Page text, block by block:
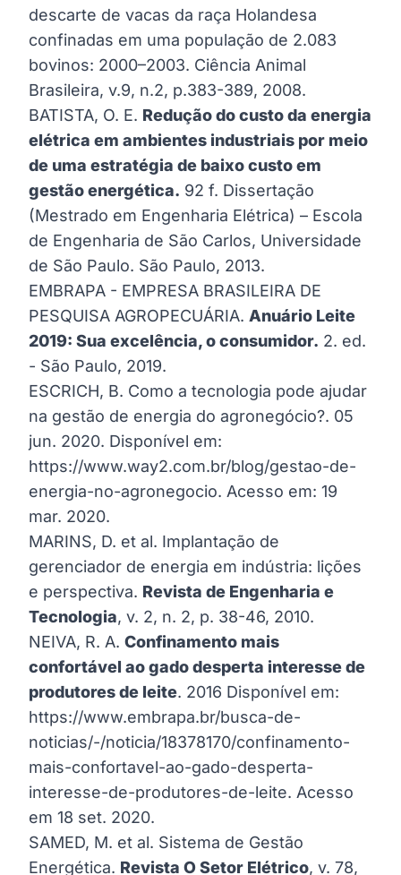
descarte de vacas da raça Holandesa
confinadas em uma população de 2.083
bovinos: 2000–2003. Ciência Animal
Brasileira, v.9, n.2, p.383-389, 2008.
BATISTA, O. E. Redução do custo da energia
elétrica em ambientes industriais por meio
de uma estratégia de baixo custo em
gestão energética. 92 f. Dissertação
(Mestrado em Engenharia Elétrica) – Escola
de Engenharia de São Carlos, Universidade
de São Paulo. São Paulo, 2013.
EMBRAPA - EMPRESA BRASILEIRA DE
PESQUISA AGROPECUÁRIA. Anuário Leite
2019: Sua excelência, o consumidor. 2. ed.
- São Paulo, 2019.
ESCRICH, B. Como a tecnologia pode ajudar
na gestão de energia do agronegócio?. 05
jun. 2020. Disponível em:
https://www.way2.com.br/blog/gestao-de-
energia-no-agronegocio. Acesso em: 19
mar. 2020.
MARINS, D. et al. Implantação de
gerenciador de energia em indústria: lições
e perspectiva. Revista de Engenharia e
Tecnologia, v. 2, n. 2, p. 38-46, 2010.
NEIVA, R. A. Confinamento mais
confortável ao gado desperta interesse de
produtores de leite. 2016 Disponível em:
https://www.embrapa.br/busca-de-
noticias/-/noticia/18378170/confinamento-
mais-confortavel-ao-gado-desperta-
interesse-de-produtores-de-leite. Acesso
em 18 set. 2020.
SAMED, M. et al. Sistema de Gestão
Energética. Revista O Setor Elétrico, v. 78,